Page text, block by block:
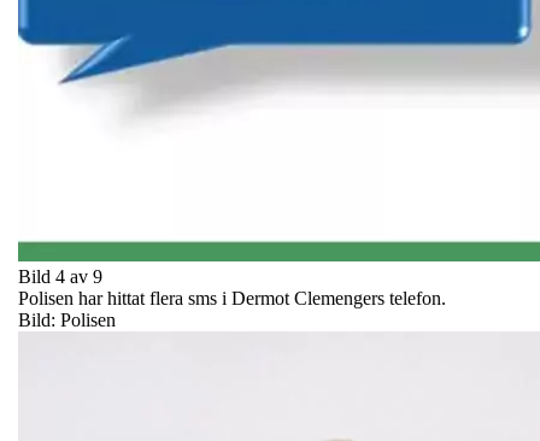
Bild 4 av 9
Polisen har hittat flera sms i Dermot Clemengers telefon.
Bild: Polisen